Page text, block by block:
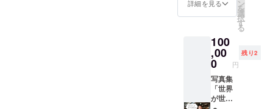
にメッ
セージ
してい
ただ
き、そ
れを
持って
いる所
を写真
詳細を見る ン
を
選
択
す
る
100
,00
0 円
残り2
写真集
「世界
が世界